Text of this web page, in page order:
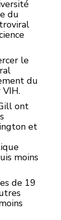
du
le
du
ont
et
moins
de 19